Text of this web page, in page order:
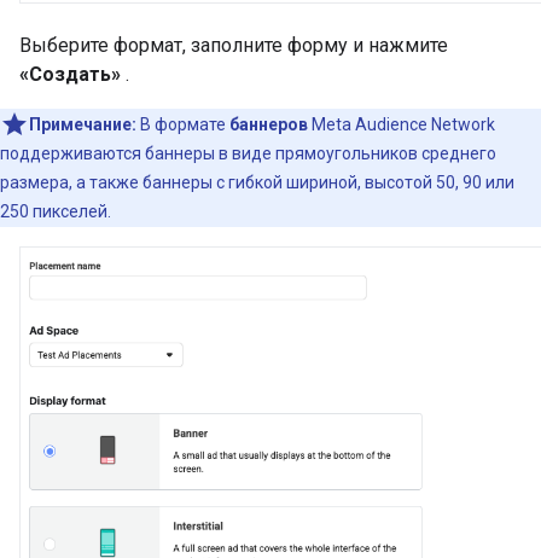
Выберите формат, заполните форму и нажмите
«Создать» .
Примечание: В формате баннеровMeta Audience Network
поддерживаются баннеры в виде прямоугольников среднего
размера, а также баннеры с гибкой шириной, высотой 50, 90 или
250 пикселей.